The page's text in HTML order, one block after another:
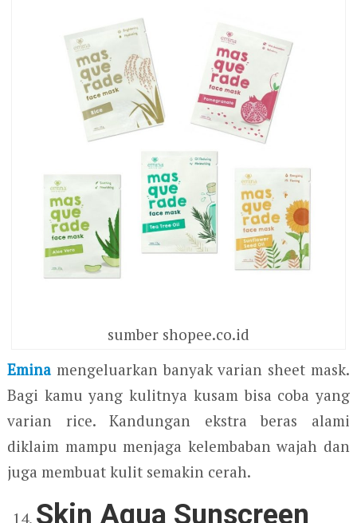
sumber shopee.co.id
Eminamengeluarkan banyak varian sheet mask.
Bagi kamu yang kulitnya kusam bisa coba yang
varian rice. Kandungan ekstra beras alami
diklaim mampu menjaga kelembaban wajah dan
juga membuat kulit semakin cerah.
Skin Aqua Sunscreen